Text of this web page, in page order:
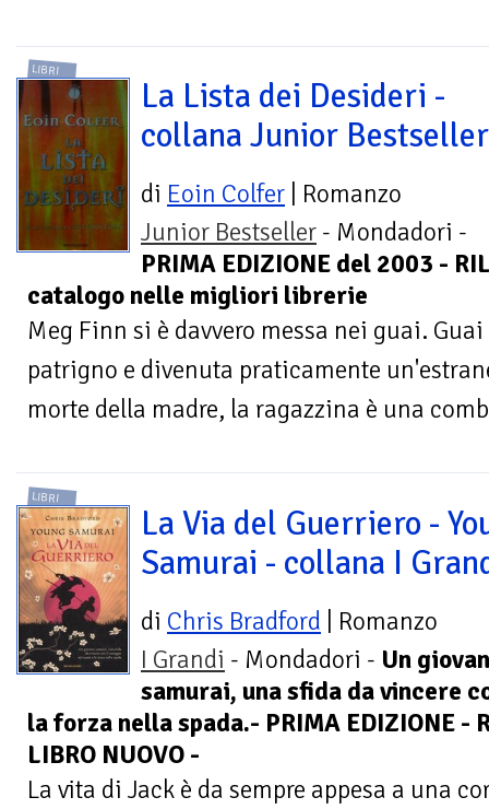
LIBRI
La Lista dei Desideri -
collana Junior Bestseller
di Eoin Colfer | Romanzo
Junior Bestseller - Mondadori -
PRIMA EDIZIONE del 2003 -
catalogo nelle migliori librerie
Meg Finn si è davvero messa nei guai.
patrigno e divenuta praticamente
morte della madre, la ragazzina è una
LIBRI
La Via del Guerriero -
Samurai - collana I
di Chris Bradford | Romanzo
I Grandi - Mondadori - Un
samurai, una sfida da vincere
la forza nella spada.- PRIMA EDIZIONE -
LIBRO NUOVO -
La vita di Jack è da sempre appesa a una